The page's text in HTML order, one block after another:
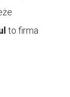
to firma